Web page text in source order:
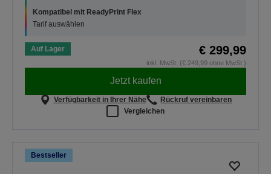
Kompatibel mit ReadyPrint Flex
Tarif auswählen
Auf Lager € 299,99
inkl. MwSt. (€ 249,99 ohne MwSt.)
Jetzt kaufen
Verfügbarkeit in Ihrer Nähe
Rückruf vereinbaren
Vergleichen
Bestseller